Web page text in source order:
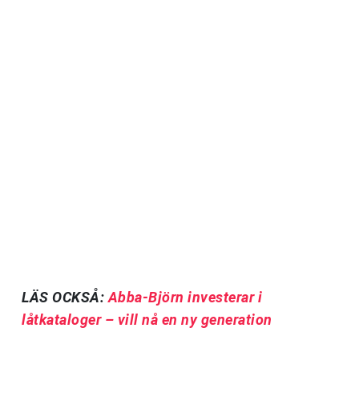
LÄS OCKSÅ:Abba-Björn investerar i
låtkataloger – vill nå en ny generation